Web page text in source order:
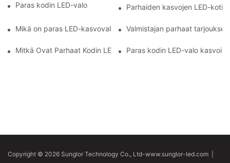
Paras kodin LED-valo kasvoille vs. NFC-valotParhaiden kasvojen LED-
Mikä on paras LED-kasvovalo kotiin? Kattava ostajan opas
Valmistajan parhaat
Mitkä Ovat Parhaat Kodin LED-Valot Kasvoille Vuonna 2023?
Paras kodin LED-valo
Copyright © 2026 Sunglor Technology Co., Ltd-www.sunglor-led.com